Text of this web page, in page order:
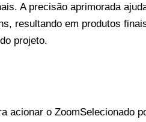
A precisão aprimorada
resultando em produtos
projeto.
acionar o ZoomSelecionado